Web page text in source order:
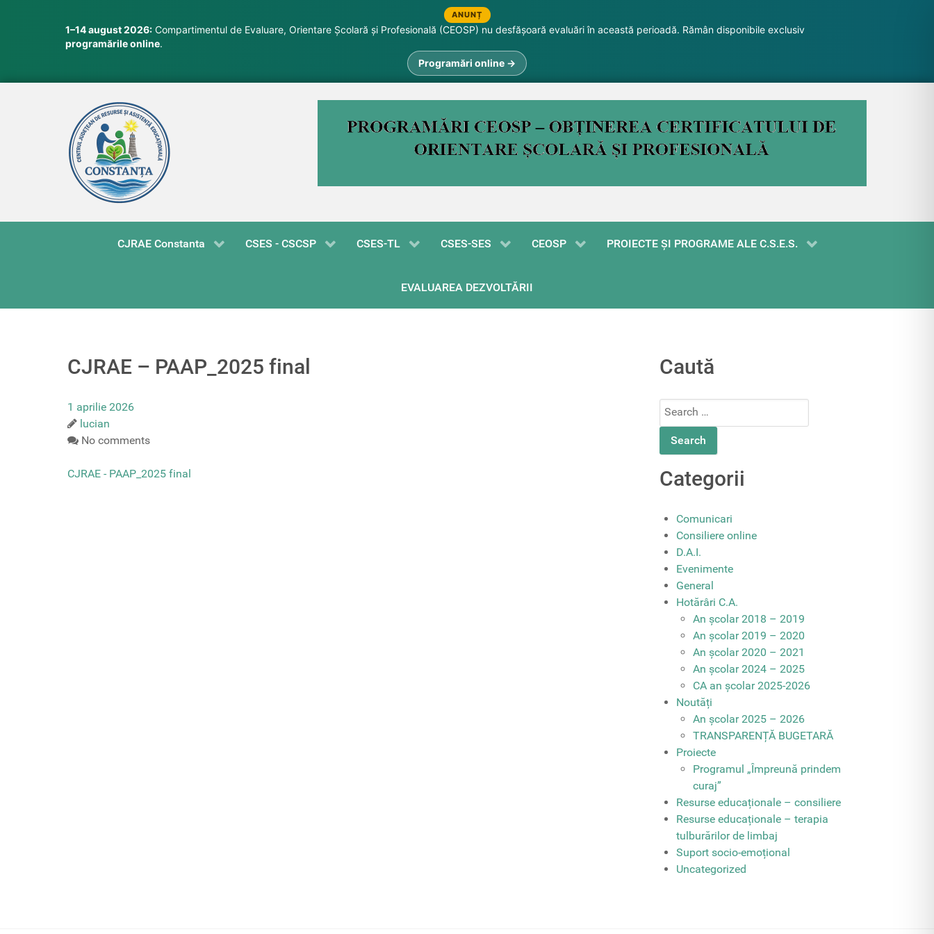
ANUNȚ
1–14 august 2026: Compartimentul de Evaluare, Orientare Școlară și Profesională (CEOSP) nu desfășoară evaluări în această perioadă. Rămân disponibile exclusiv
programările online.
Programări online →
CJRAE Constanta CSES - CSCSP CSES-TL CSES-SES CEOSP PROIECTE ŞI PROGRAME ALE C.S.E.S.
EVALUAREA DEZVOLTĂRII
CJRAE – PAAP_2025 final
1 aprilie 2026
lucian
No comments
CJRAE - PAAP_2025 final
Caută
Search
Categorii
Comunicari
Consiliere online
D.A.I.
Evenimente
General
Hotărâri C.A.
An școlar 2018 – 2019
An școlar 2019 – 2020
An școlar 2020 – 2021
An școlar 2024 – 2025
CA an școlar 2025-2026
Noutăți
An școlar 2025 – 2026
TRANSPARENȚĂ BUGETARĂ
Proiecte
Programul „Împreună prindem
curaj”
Resurse educaționale – consiliere
Resurse educaționale – terapia
tulburărilor de limbaj
Suport socio-emoțional
Uncategorized